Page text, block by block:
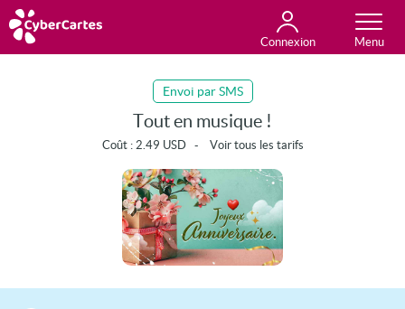
Connexion
Toutes les cartes
Envoi par SMS
Tout en musique !
Coût : 2.49 USD- Voir tous les tarifs